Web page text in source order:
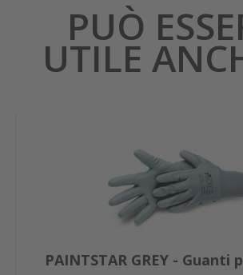
PUÒ
UTILE
PAINTSTAR GREY -